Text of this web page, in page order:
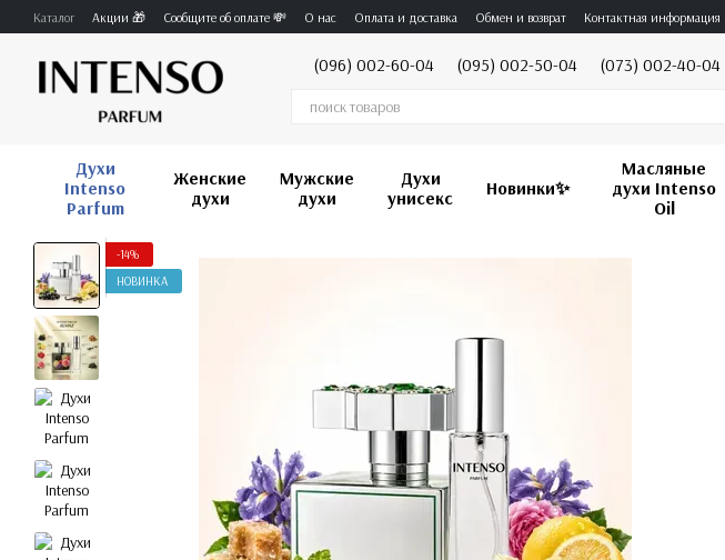
Перейти к основному контенту
Каталог Акции 🎁 Сообщите об оплате 💸 О нас Оплата и доставка Обмен и возврат Контактная информация
(096) 002-60-04 (095) 002-50-04 (073) 002-40-04
Духи
Intenso
Parfum
Женские
духи
Мужские
духи
Духи
унисекс
Новинки✨
Масляные
духи Intenso
Oil
-14%
НОВИНКА